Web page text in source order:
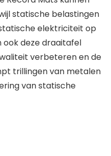
statische belastingen
elektriciteit op
ook deze draaitafel
verbeteren en de
trillingen van metalen
van statische